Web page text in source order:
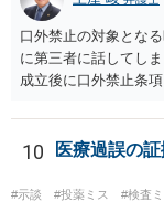
口外禁止の対象とな
に第三者に話してし
成立後に口外禁止条
10 医療過誤の
#示談 #投薬ミス #検査